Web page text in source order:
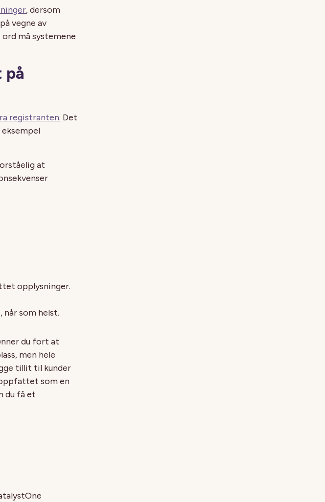
, dersom
vegne av
må systemene
på
registranten. Det
at
opplysninger.
som helst.
du fort at
men hele
tillit til kunder
som en
du få et